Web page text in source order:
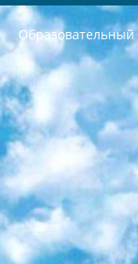
Образовательный
РЕСПУБЛИКА УЗБЕКИСТАН МИНИСТРЕРСТВО ДОШКОЛЬНОГО И ШКОЛЬНОГО ОБРАЗОВАНИЯ КОМАНДА в общеобразовательных учреждениях в 2023-2024 учебном году организация и проведение итоговой государственной аттестации обучающихся о Министра дошкольного и школьного образования Республики Узбекистан от 4 марта 2008 года (постановлением Минюста от 20 марта 2008 года № 1778 государственной регистрации) «Итоговое состояние учащихся общего среднего образования на основании положения об утверждении положения об аттестации общего среднего образования выпускной экзамен студентов в образовательных учреждениях в 2023-2024 учебном году В целях организации и прохождения аттестации приказываю: 1. Следующее: перечень предметов, по которым будет проводиться итоговая государственная аттестация и экзамен формы перевода согласно приложению 1; сертификаты международного образца, оценивающие уровень владения иностранными языками перечень согласно приложению 2; 2. Педагогический при специализированных образовательных учреждениях. научно-практический центр квалификации и международной оценки (Д.Давидова) 2024 г. До 25 марта: задания по предметам, по которым будет проводиться итоговая аттестация разработка и утверждение технических условий; итоговая аттестация на основании разработанного предметного задания разработка вопросов по предметам (устно и письменно), экзамен передача; общеобразовательные средние школы и специальные учебные заведения учащиеся выпускных классов школ и интернатов в агентской системе подготовка базы данных экзаменационных материалов и критериев оценки; перевод базы экзаменационных материалов на все языки обучения подать в Республиканский образовательный центр для изготовления; варианты экзаменов на основе разработанных контрольных материалов пусть будут поставлены задачи формирования. 3. Республиканский образовательный центр (Ш.Худайкулов) до 5 апреля 2024 года. до: база данных предоставленных экзаменационных материалов на все языки обучения перевод и экспертиза; для слепых, слабовидящих, глухих, слабослышащих и умственно отсталых детей учащиеся выпускных классов специализированных школ и школ-интернатов база данных экзаменационных материалов на всех преподаваемых языках подготовка критериев оценки; специализированные школы для умственно отсталых детей и технологии для учащихся выпускных классов школ-интернатов разработка соответствующих рекомендаций и критериев проведения ЕГЭ по естествознанию давать задания. 4. Педагогический при специализированных образовательных учреждениях. Научно-практический центр навыков и международной оценки (Д.Давидова), Республика образовательный центр (Худайкулов Ш.) итоговый государственный аттестационный экзамен ориентирован на творческое и логическое мышление при подготовке базы материалов учитывать введение заданий. 5. Следует отметить, что: сертификат государственного образца о знании общеобразовательного предмета и как минимум национальный уровень B1 по предметам на иностранных языках, указанным в Приложении 2. или международно признанный сертификат эквивалентного уровня студенты, изучающие определенный предмет, освобождаются от экзамена; по соответствующим предметам запланирована итоговая государственная аттестация за день до дня, путем жеребьевки Рабочей группой (в письменной форме по предметам, проводимым в форме) из числа сформированных вариантов выбрано 2 варианта; 2 выбранных варианта экзамена анонсированы на официальном сайте министерства и все выпускники по всей стране на основе этих вариантов проводит итоговую государственную аттестацию. 6. Государственное образование учащихся средних общеобразовательных учреждений. знания в